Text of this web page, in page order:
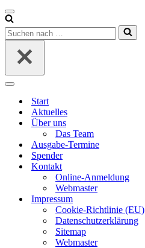
Navigationsmenü
Suchen
nach …
Navigationsmenü
Start
Aktuelles
Über uns
Das Team
Ausgabe-Termine
Spender
Kontakt
Online-Anmeldung
Webmaster
Impressum
Cookie-Richtlinie (EU)
Datenschutzerklärung
Sitemap
Webmaster